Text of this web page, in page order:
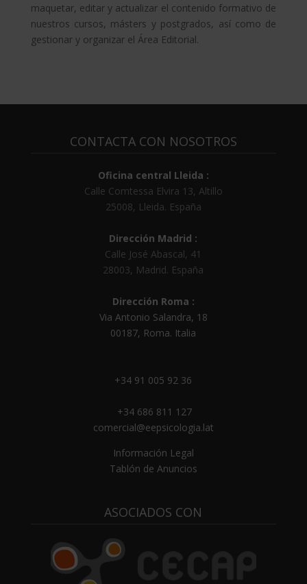
maquetar, editar y actualizar el contenido formativo de
nuestros cursos, másters y postgrados, así como de
gestionar y organizar el Área Editorial.
CONTACTA CON NOSOTROS
Oficina central Lleida :
Calle Comtessa Elvira 13, Altillo
25008, Lleida. España
Dirección Madrid :
Calle José Abascal, 41
28003, Madrid. España
Dirección Roma :
Via Antonio Salandra, 18
00187, Roma. Italia
+34 91 005 92 36
+34 686 811 127
comercial@eepsicologia.lat
Información Legal
Tablón de Anuncios
ASOCIADOS CON